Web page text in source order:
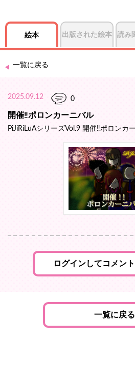
絵本 出版された絵本 読み
一覧に戻る
2025.09.12 0
開催‼︎ポロンカーニバル
PiJiRiLuAシリーズVol.9 開催‼︎ポロンカ
ログインしてコメン
一覧に戻る